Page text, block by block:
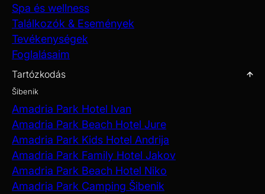
Spa és wellness
Találkozók & Események
Tevékenységek
Foglalásaim
Tartózkodás
Šibenik
Amadria Park Hotel Ivan
Amadria Park Beach Hotel Jure
Amadria Park Kids Hotel Andrija
Amadria Park Family Hotel Jakov
Amadria Park Beach Hotel Niko
Amadria Park Camping Šibenik